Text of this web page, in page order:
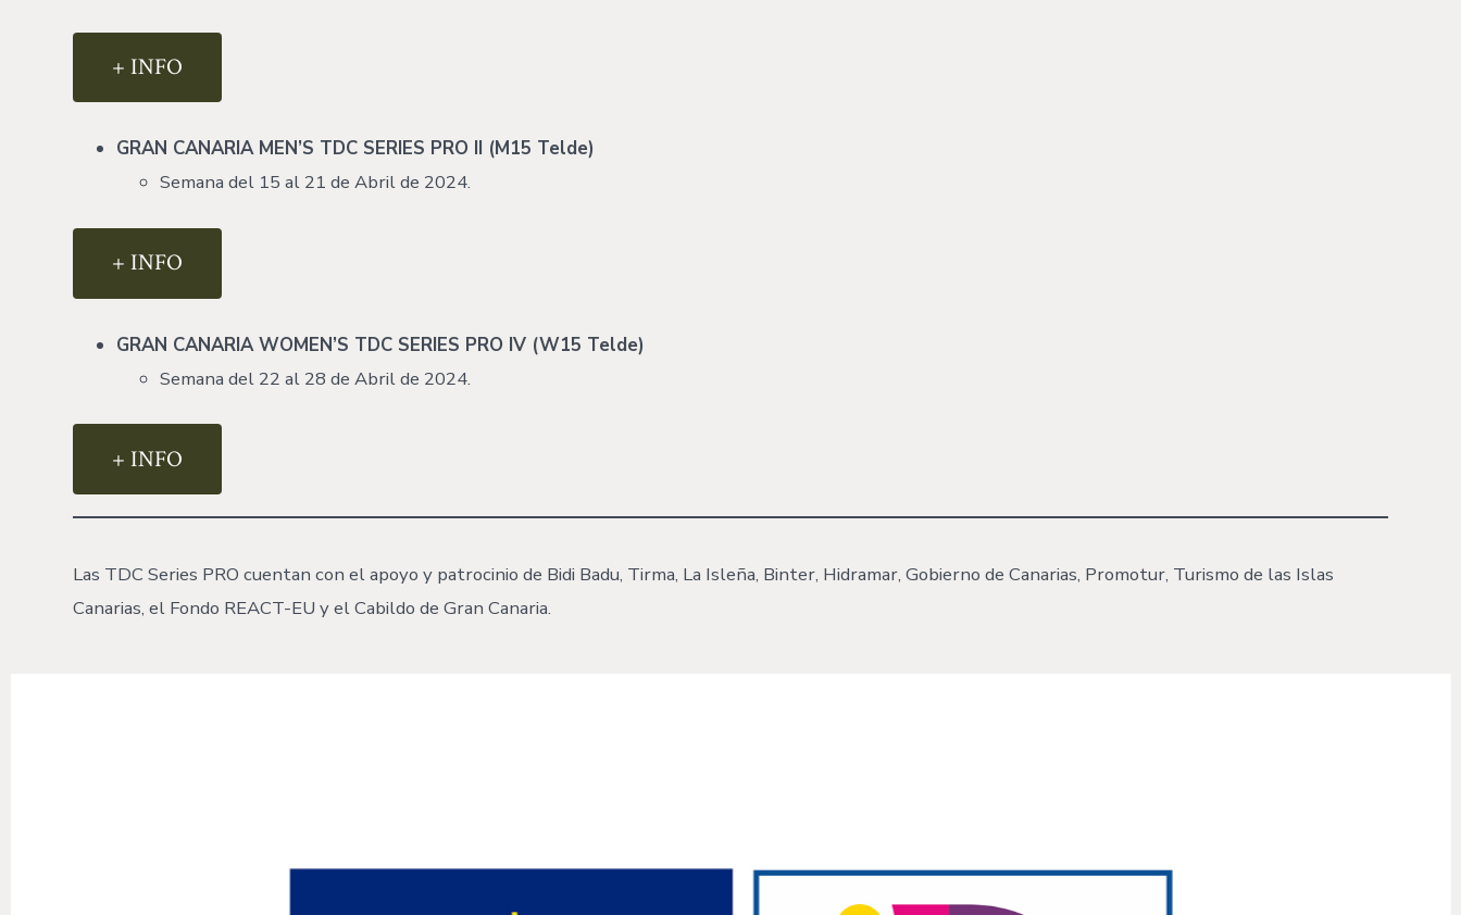
+ INFO
GRAN CANARIA MEN’S TDC SERIES PRO II (M15 Telde)
Semana del 15 al 21 de Abril de 2024.
+ INFO
GRAN CANARIA WOMEN’S TDC SERIES PRO IV (W15 Telde)
Semana del 22 al 28 de Abril de 2024.
+ INFO
Las TDC Series PRO cuentan con el apoyo y patrocinio de Bidi Badu, Tirma, La Isleña, Binter, Hidramar, Gobierno de Canarias, Promotur, Turismo de las Islas
Canarias, el Fondo REACT-EU y el Cabildo de Gran Canaria.